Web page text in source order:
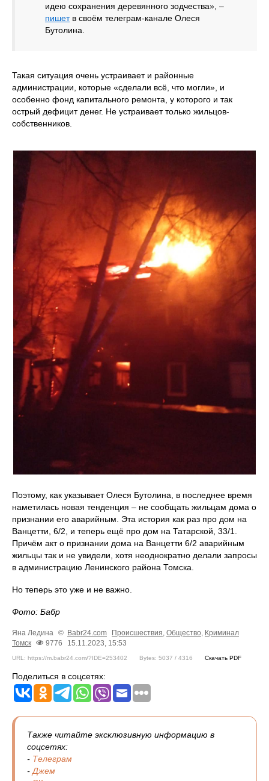
идею сохранения деревянного зодчества», –
пишетв своём телеграм-канале Олеся
Бутолина.
Такая ситуация очень устраивает и районные
администрации, которые «сделали всё, что могли», и
особенно фонд капитального ремонта, у которого и так
острый дефицит денег. Не устраивает только жильцов-
собственников.
Поэтому, как указывает Олеся Бутолина, в последнее время
наметилась новая тенденция – не сообщать жильцам дома о
признании его аварийным. Эта история как раз про дом на
Ванцетти, 6/2, и теперь ещё про дом на Татарской, 33/1.
Причём акт о признании дома на Ванцетти 6/2 аварийным
жильцы так и не увидели, хотя неоднократно делали запросы
в администрацию Ленинского района Томска.
Но теперь это уже и не важно.
Фото: Бабр
Яна Ледина © Babr24.com Происшествия, Общество, Криминал
Томск
9776 15.11.2023, 15:53
URL: https://m.babr24.com/?IDE=253402 Bytes: 5037 / 4316 Скачать PDF
Поделиться в соцсетях:
Также читайте эксклюзивную информацию в
соцсетях:
- Телеграм
- Джем